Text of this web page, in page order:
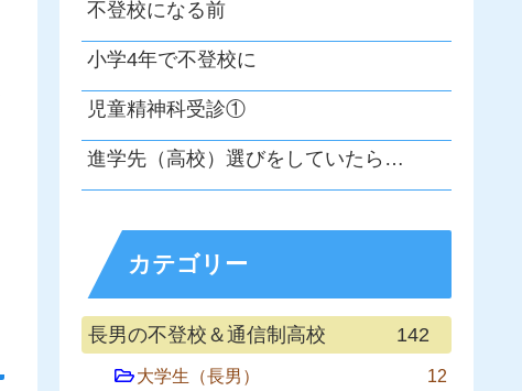
不登校になる前
小学4年で不登校に
児童精神科受診①
進学先（高校）選びをしていたら…
カテゴリー
長男の不登校＆通信制高校 142
大学生（長男） 12